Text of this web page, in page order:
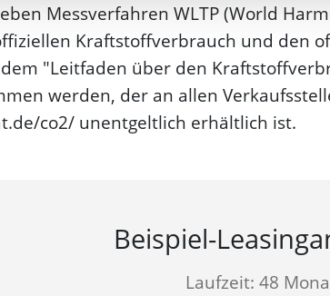
Messverfahren WLTP (World
Kraftstoffverbrauch und den
"Leitfaden über den
werden, der an allen
co2/ unentgeltlich erhältlich ist.
Beispiel-
Laufzeit: 48